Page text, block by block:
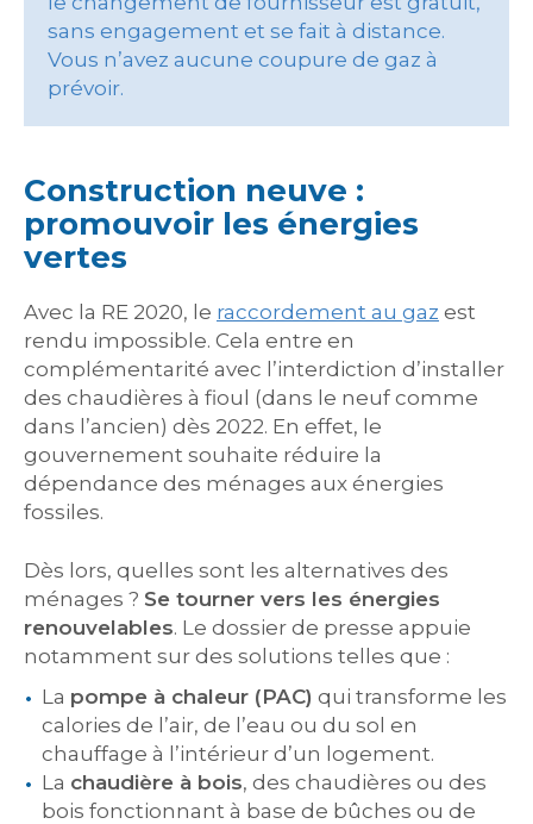
sans engagement et se fait à distance.
Vous n’avez aucune coupure de gaz à
prévoir.
Construction neuve :
promouvoir les énergies
vertes
Avec la RE 2020, le raccordement au gaz est
rendu impossible. Cela entre en
complémentarité avec l’interdiction d’installer
des chaudières à fioul (dans le neuf comme
dans l’ancien) dès 2022. En effet, le
gouvernement souhaite réduire la
dépendance des ménages aux énergies
fossiles.
Dès lors, quelles sont les alternatives des
ménages ? Se tourner vers les énergies
renouvelables. Le dossier de presse appuie
notamment sur des solutions telles que :
La pompe à chaleur (PAC) qui transforme les
calories de l’air, de l’eau ou du sol en
chauffage à l’intérieur d’un logement.
La chaudière à bois, des chaudières ou des
bois fonctionnant à base de bûches ou de